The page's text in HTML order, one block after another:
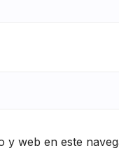
web en este